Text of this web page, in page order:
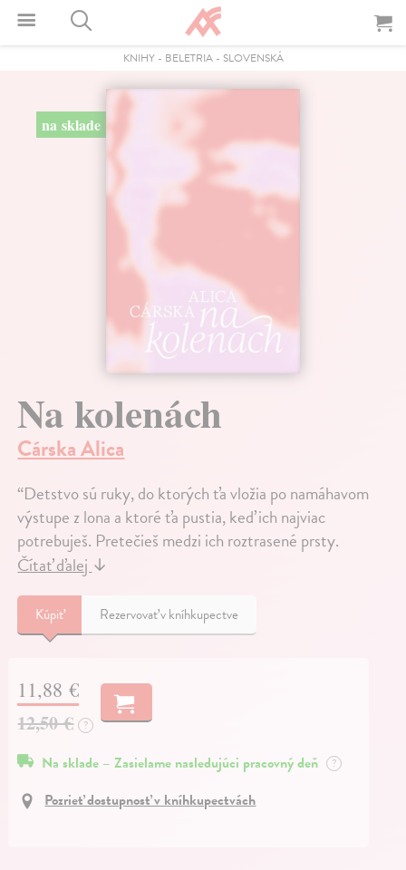
KNIHY- BELETRIA- SLOVENSKÁ
na sklade
Na kolenách
Cárska Alica
“Detstvo sú ruky, do ktorých ťa vložia po namáhavom
výstupe z lona a ktoré ťa pustia, keď ich najviac
potrebuješ. Pretečieš medzi ich roztrasené prsty.
Čítať ďalej ↓
Kúpiť Rezervovať v kníhkupectve
11,88 €
12,50 € ?
Na sklade – Zasielame nasledujúci pracovný deň ?
Pozrieť dostupnosť v kníhkupectvách